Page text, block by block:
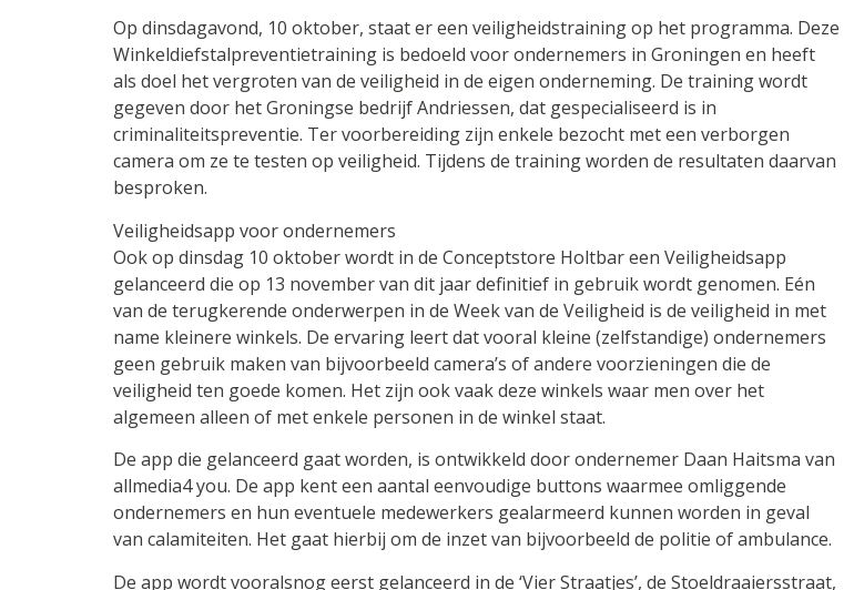
Op dinsdagavond, 10 oktober, staat er een veiligheidstraining op het programma. Deze
Winkeldiefstalpreventietraining is bedoeld voor ondernemers in Groningen en heeft
als doel het vergroten van de veiligheid in de eigen onderneming. De training wordt
gegeven door het Groningse bedrijf Andriessen, dat gespecialiseerd is in
criminaliteitspreventie. Ter voorbereiding zijn enkele bezocht met een verborgen
camera om ze te testen op veiligheid. Tijdens de training worden de resultaten daarvan
besproken.
Veiligheidsapp voor ondernemers
Ook op dinsdag 10 oktober wordt in de Conceptstore Holtbar een Veiligheidsapp
gelanceerd die op 13 november van dit jaar definitief in gebruik wordt genomen. Eén
van de terugkerende onderwerpen in de Week van de Veiligheid is de veiligheid in met
name kleinere winkels. De ervaring leert dat vooral kleine (zelfstandige) ondernemers
geen gebruik maken van bijvoorbeeld camera’s of andere voorzieningen die de
veiligheid ten goede komen. Het zijn ook vaak deze winkels waar men over het
algemeen alleen of met enkele personen in de winkel staat.
De app die gelanceerd gaat worden, is ontwikkeld door ondernemer Daan Haitsma van
allmedia4 you. De app kent een aantal eenvoudige buttons waarmee omliggende
ondernemers en hun eventuele medewerkers gealarmeerd kunnen worden in geval
van calamiteiten. Het gaat hierbij om de inzet van bijvoorbeeld de politie of ambulance.
De app wordt vooralsnog eerst gelanceerd in de ‘Vier Straatjes’, de Stoeldraaiersstraat,